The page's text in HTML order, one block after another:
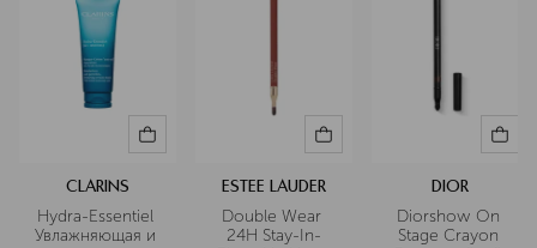
CLARINS
Hydra-Essentiel
Увлажняющая и
ESTEE LAUDER
Double Wear
24H Stay-In-
DIOR
Diorshow On
Stage Crayon